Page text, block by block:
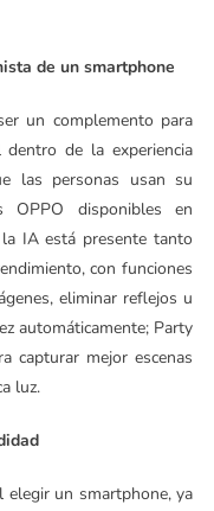
de un smartphone
un complemento para
de la experiencia
las personas usan su
disponibles en
IA está presente tanto
con funciones
eliminar reflejos u
automáticamente; Party
capturar mejor escenas
luz.
elegir un smartphone, ya